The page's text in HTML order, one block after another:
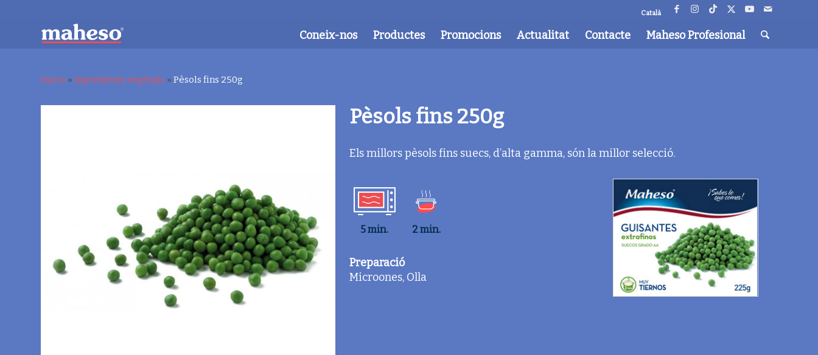
Català
Coneix-nos Productes Promocions Actualitat Contacte Maheso Profesional
Inicio » Ingredients vegetals » Pèsols fins 250g
Pèsols fins 250g
Els millors pèsols fins suecs, d’alta gamma, són la millor selecció.
5 min. 2 min.
Preparació
Microones, Olla